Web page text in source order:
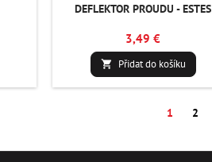
DEFLEKTOR PROUDU - ESTES
3,49 €
 Přidat do košíku
1 2